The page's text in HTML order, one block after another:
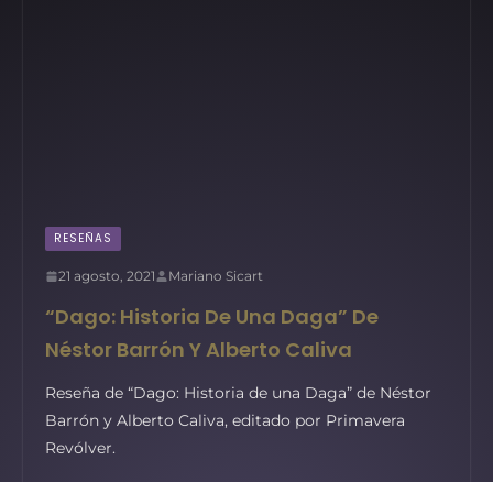
RESEÑAS
21 agosto, 2021 Mariano Sicart
“Dago: Historia De Una Daga” De
Néstor Barrón Y Alberto Caliva
Reseña de “Dago: Historia de una Daga” de Néstor
Barrón y Alberto Caliva, editado por Primavera
Revólver.